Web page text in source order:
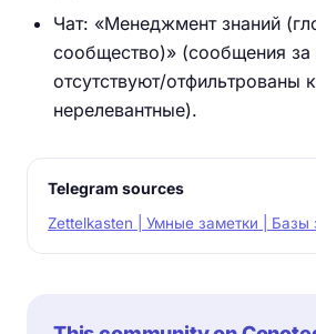
Чат: «Менеджмент знаний
сообщество)» (сообщения за
отсутствуют/отфильтрованы
нерелевантные).
Telegram sources
Zettelkasten | Умные заметки | Базы